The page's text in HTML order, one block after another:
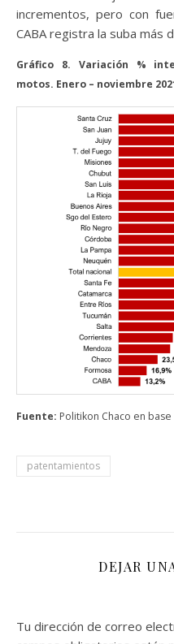
incrementos, pero con
CABA registra la suba más
Gráfico 8. Variación %
motos. Enero – noviembre
Fuente: Politikon Chaco en base
patentamientos
DEJAR
Tu dirección de correo